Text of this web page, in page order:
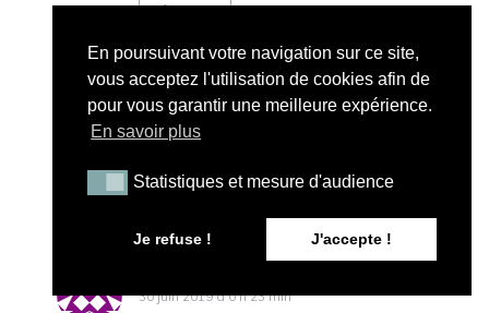
Répondre
Peau Neuve
Répondre
30 juin 2019 à 0 h 23 min
En poursuivant votre navigation sur ce site,
vous acceptez l'utilisation de cookies afin de
pour vous garantir une meilleure expérience.
En savoir plus
Statistiques et mesure d'audience
Statistiques et mesure d'audience
Je refuse ! J'accepte !